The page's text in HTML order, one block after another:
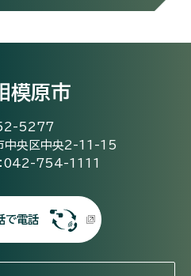
模原市
5277
中央区中央2-11-15
：042-754-1111
で電話